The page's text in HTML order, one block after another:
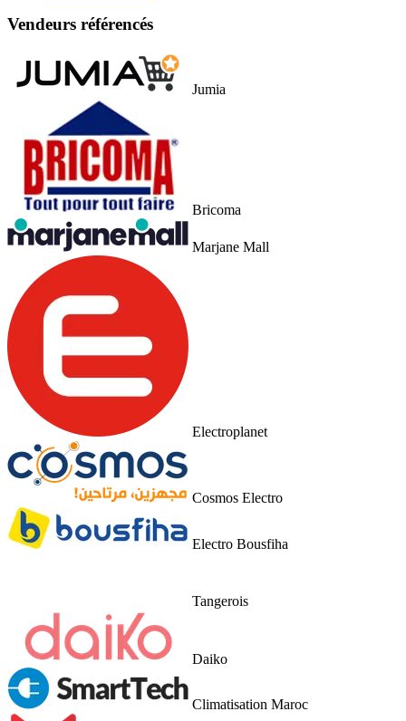
Vendeurs référencés
Jumia
Bricoma
Marjane Mall
Electroplanet
Cosmos Electro
Electro Bousfiha
Tangerois
Daiko
Climatisation Maroc